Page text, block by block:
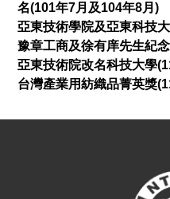
名(101年7月及104年8月)
亞東技術學院及亞東科技
豫章工商及徐有庠先生紀
亞東技術院改名科技大學
台灣產業用紡織品菁英獎